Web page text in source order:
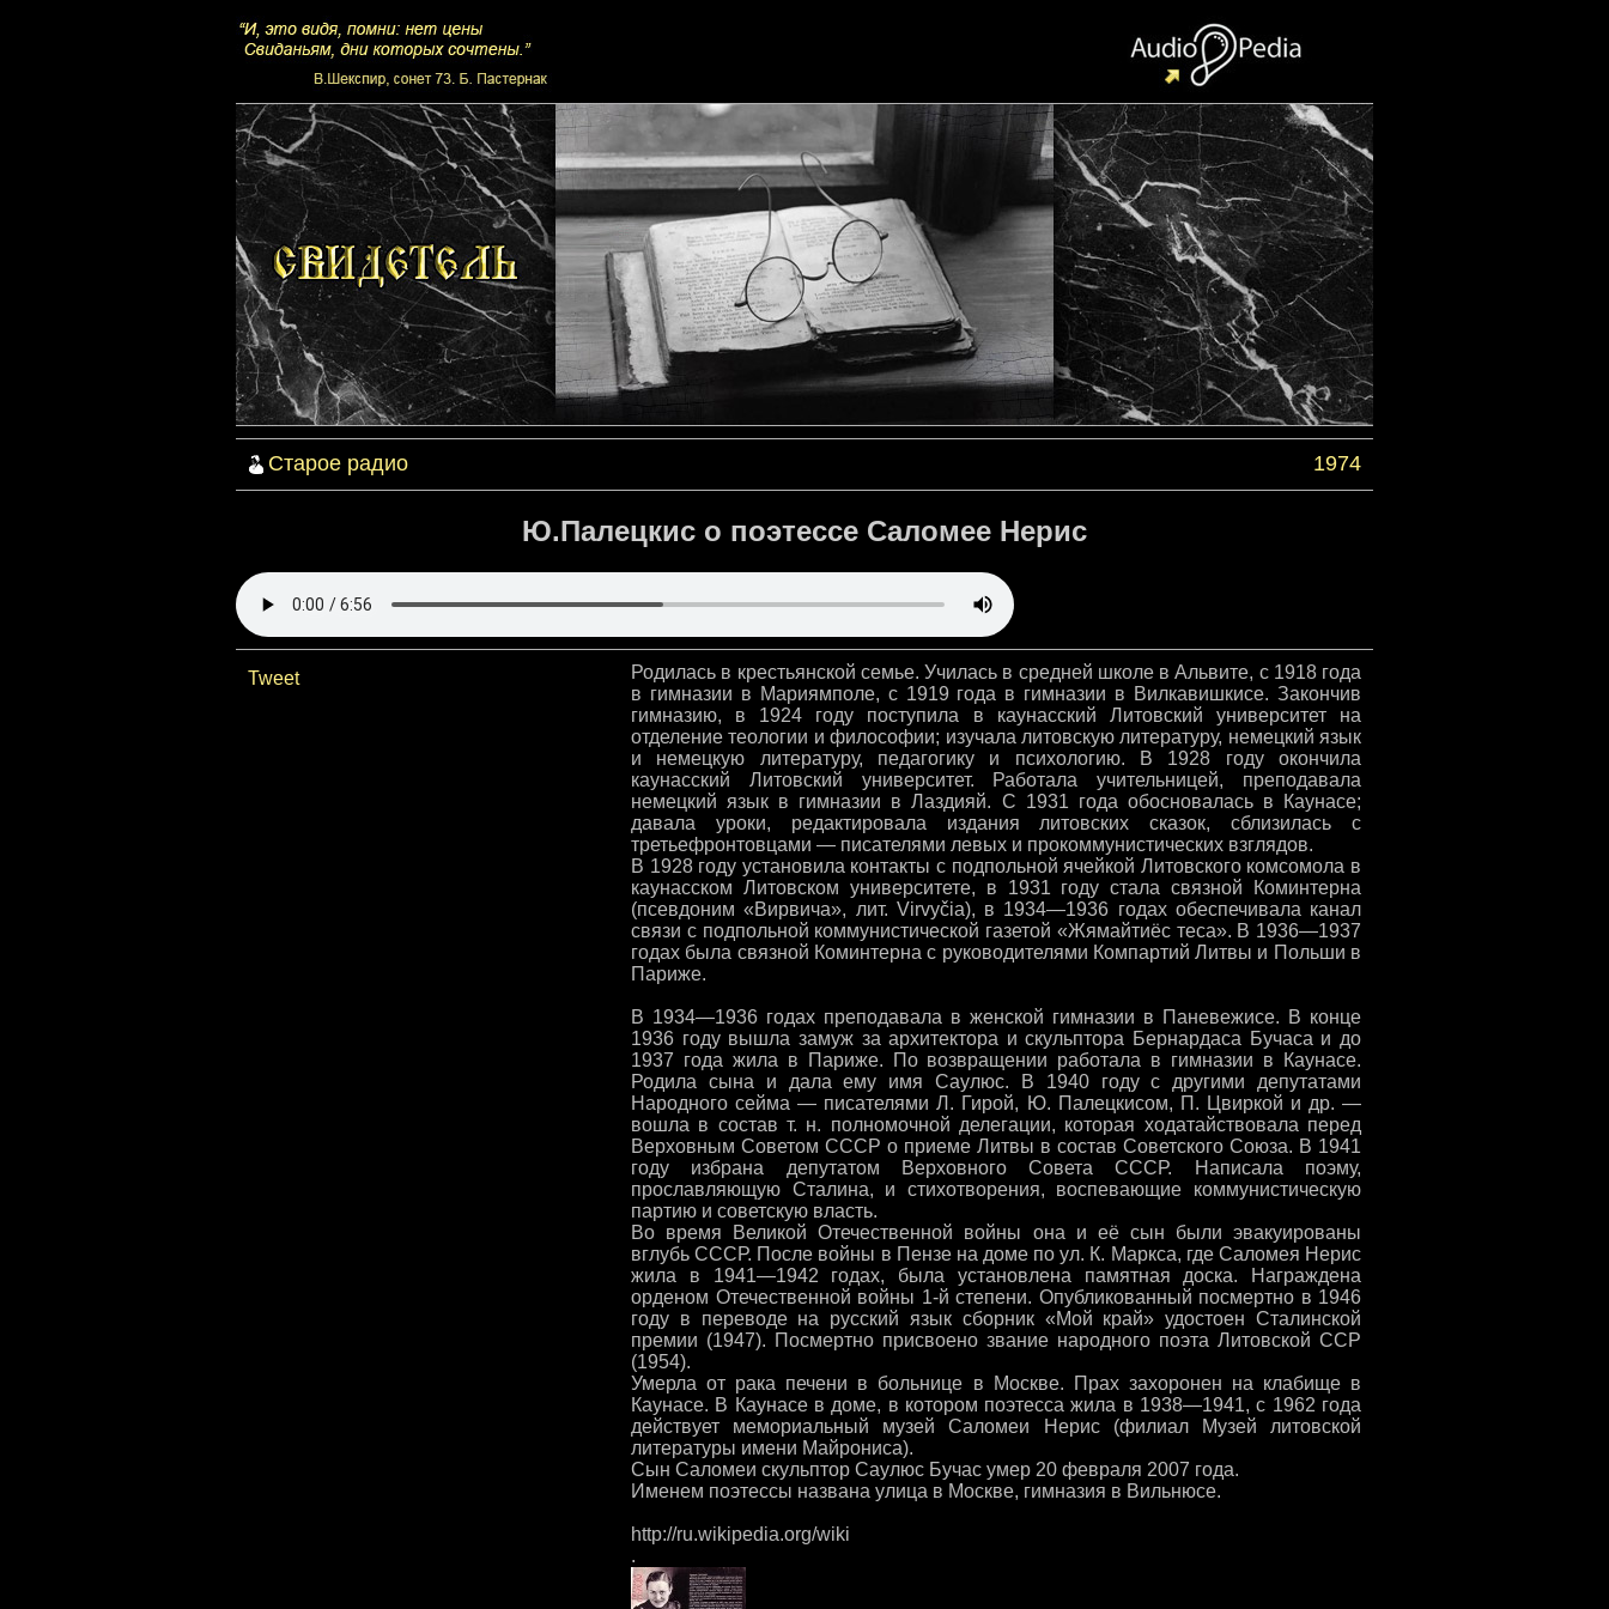
Старое радио 1974
Ю.Палецкис о поэтессе Саломее Нерис
Tweet
Родилась в крестьянской семье. Училась в средней школе в Альвите, с 1918 года
в гимназии в Мариямполе, с 1919 года в гимназии в Вилкавишкисе. Закончив
гимназию, в 1924 году поступила в каунасский Литовский университет на
отделение теологии и философии; изучала литовскую литературу, немецкий язык
и немецкую литературу, педагогику и психологию. В 1928 году окончила
каунасский Литовский университет. Работала учительницей, преподавала
немецкий язык в гимназии в Лаздияй. С 1931 года обосновалась в Каунасе;
давала уроки, редактировала издания литовских сказок, сблизилась с
третьефронтовцами — писателями левых и прокоммунистических взглядов.
В 1928 году установила контакты с подпольной ячейкой Литовского комсомола в
каунасском Литовском университете, в 1931 году стала связной Коминтерна
(псевдоним «Вирвича», лит. Virvyčia), в 1934—1936 годах обеспечивала канал
связи с подпольной коммунистической газетой «Жямайтиёс теса». В 1936—1937
годах была связной Коминтерна с руководителями Компартий Литвы и Польши в
Париже.
В 1934—1936 годах преподавала в женской гимназии в Паневежисе. В конце
1936 году вышла замуж за архитектора и скульптора Бернардаса Бучаса и до
1937 года жила в Париже. По возвращении работала в гимназии в Каунасе.
Родила сына и дала ему имя Саулюс. В 1940 году с другими депутатами
Народного сейма — писателями Л. Гирой, Ю. Палецкисом, П. Цвиркой и др. —
вошла в состав т. н. полномочной делегации, которая ходатайствовала перед
Верховным Советом СССР о приеме Литвы в состав Советского Союза. В 1941
году избрана депутатом Верховного Совета СССР. Написала поэму,
прославляющую Сталина, и стихотворения, воспевающие коммунистическую
партию и советскую власть.
Во время Великой Отечественной войны она и её сын были эвакуированы
вглубь СССР. После войны в Пензе на доме по ул. К. Маркса, где Саломея Нерис
жила в 1941—1942 годах, была установлена памятная доска. Награждена
орденом Отечественной войны 1-й степени. Опубликованный посмертно в 1946
году в переводе на русский язык сборник «Мой край» удостоен Сталинской
премии (1947). Посмертно присвоено звание народного поэта Литовской ССР
(1954).
Умерла от рака печени в больнице в Москве. Прах захоронен на клабище в
Каунасе. В Каунасе в доме, в котором поэтесса жила в 1938—1941, с 1962 года
действует мемориальный музей Саломеи Нерис (филиал Музей литовской
литературы имени Майрониса).
Сын Саломеи скульптор Саулюс Бучас умер 20 февраля 2007 года.
Именем поэтессы названа улица в Москве, гимназия в Вильнюсе.
http://ru.wikipedia.org/wiki
.